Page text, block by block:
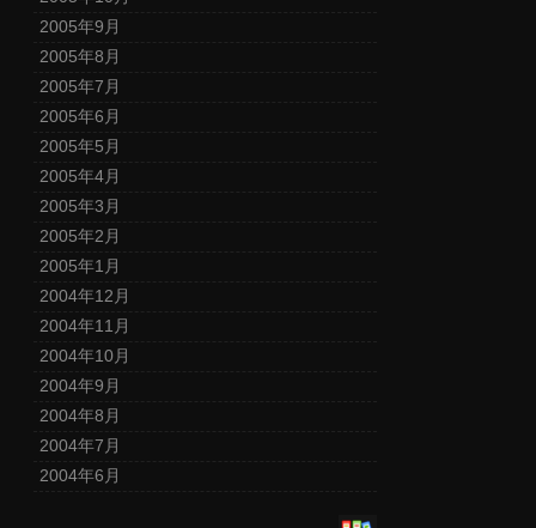
2005年9月
2005年8月
2005年7月
2005年6月
2005年5月
2005年4月
2005年3月
2005年2月
2005年1月
2004年12月
2004年11月
2004年10月
2004年9月
2004年8月
2004年7月
2004年6月